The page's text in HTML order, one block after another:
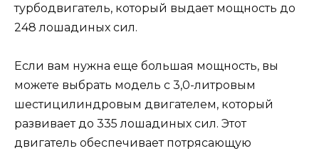
турбодвигатель, который выдает мощность до
248 лошадиных сил.
Если вам нужна еще большая мощность, вы
можете выбрать модель с 3,0-литровым
шестицилиндровым двигателем, который
развивает до 335 лошадиных сил. Этот
двигатель обеспечивает потрясающую